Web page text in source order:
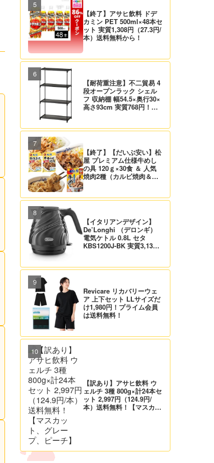
【終了】アサヒ飲料 ドデ
カミン PET 500ml×48本セ
ット 実質1,308円（27.3円/
本）送料無料から！
【耐荷重注意】不二貿易 4
段オープンラック シェル
フ 収納棚 幅54.5×奥行30×
高さ93cm 実質768円！プ
【終了】【だいぶ安い】松
屋 プレミアム仕様牛めし
の具 120ｇ×30食 ＆ 人気
焼肉2種（カルビ焼肉＆生
料！
【イタリアンデザイン】
De’Longhi （デロンギ）
電気ケトル 0.8L セタ
KBS1200J-BK 実質3,132
Revicare リカバリーウェ
ア 上下セット LLサイズだ
け1,980円！プライム会員
は送料無料！
【訳あり】アサヒ飲料 ウ
ェルチ 3種 800g×計24本セ
ット 2,997円（124.9円/
本）送料無料！【マスカッ